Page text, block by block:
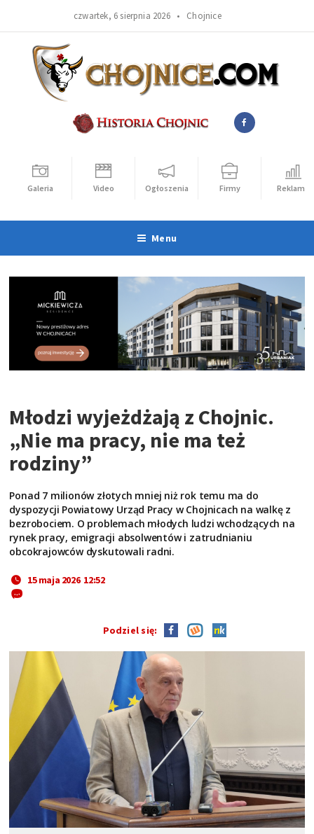
czwartek, 6 sierpnia 2026 • Chojnice
Galeria Video Ogłoszenia Firmy Reklama
Menu
Młodzi wyjeżdżają z Chojnic.
„Nie ma pracy, nie ma też
rodziny”
Ponad 7 milionów złotych mniej niż rok temu ma do
dyspozycji Powiatowy Urząd Pracy w Chojnicach na walkę z
bezrobociem. O problemach młodych ludzi wchodzących na
rynek pracy, emigracji absolwentów i zatrudnianiu
obcokrajowców dyskutowali radni.
15 maja 2026 12:52
Podziel się: